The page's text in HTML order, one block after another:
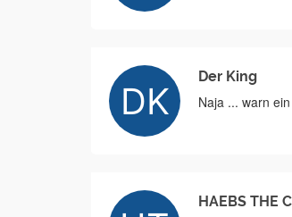
Der King
Naja ... warn
HAEBS THE